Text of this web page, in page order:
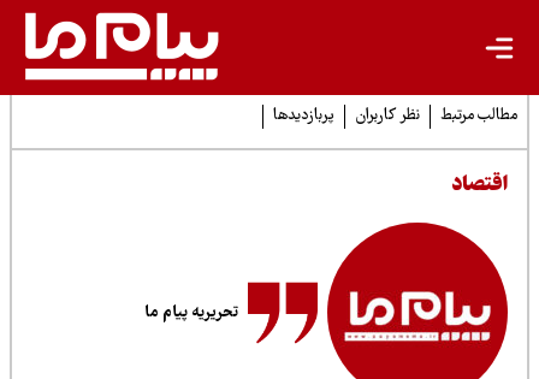
مرتبط نظر کاربران پربازدیدها
تحریریه پیام ما